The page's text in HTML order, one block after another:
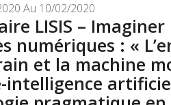
Au 10/02/2020
LISIS – Imaginer
numériques : «
et la machine
intelligence